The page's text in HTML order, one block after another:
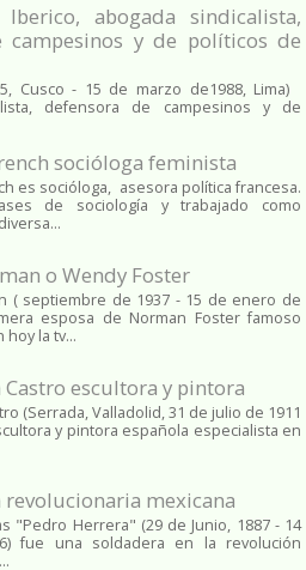
abogada sindicalista,
campesinos y de políticos de
Cusco - 15 de marzo de1988, Lima)
defensora de campesinos y de
socióloga feminista
es socióloga, asesora política francesa.
de sociología y trabajado como
o Wendy Foster
( septiembre de 1937 - 15 de enero de
esposa de Norman Foster famoso
la tv...
escultora y pintora
(Serrada, Valladolid, 31 de julio de 1911
y pintora española especialista en
revolucionaria mexicana
"Pedro Herrera" (29 de Junio, 1887 - 14
fue una soldadera en la revolución